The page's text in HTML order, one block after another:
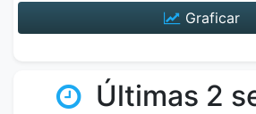
Graficar
Últimas 2